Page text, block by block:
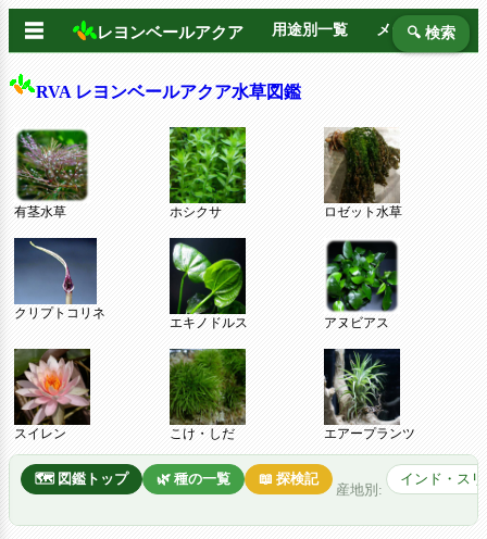
☰ レヨンベールアクア 用途別一覧 メーカー別
🔍 検索
RVA レヨンベールアクア水草図鑑
有茎水草 ホシクサ ロゼット水草
クリプトコリネ
エキノドルス アヌビアス
スイレン こけ・しだ エアープランツ
🗺️ 図鑑トップ 🌿 種の一覧 📖 探検記
産地別:
インド・ス